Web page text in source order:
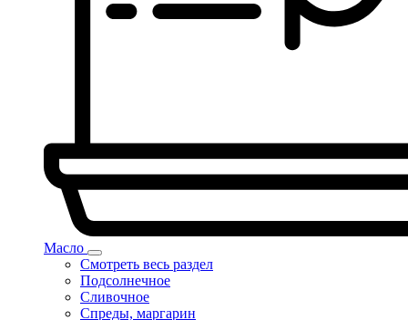
Масло
Смотреть весь раздел
Подсолнечное
Сливочное
Спреды, маргарин